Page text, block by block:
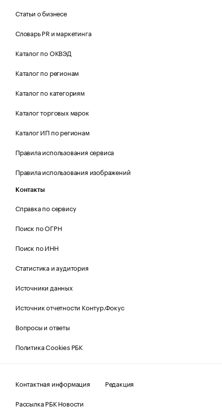
Статьи о бизнесе
Словарь PR и маркетинга
Каталог по ОКВЭД
Каталог по регионам
Каталог по категориям
Каталог торговых марок
Каталог ИП по регионам
Правила использования сервиса
Правила использования изображений
Контакты
Справка по сервису
Поиск по ОГРН
Поиск по ИНН
Статистика и аудитория
Источники данных
Источник отчетности Контур.Фокус
Вопросы и ответы
Политика Cookies РБК
Контактная информация
Редакция
Рассылка РБК Новости